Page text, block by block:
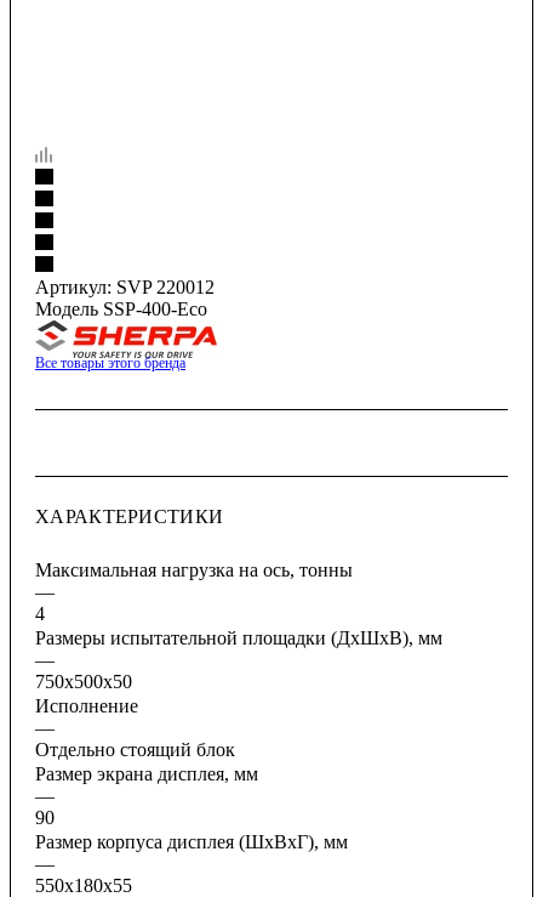
Артикул: SVP 220012
Модель SSP-400-Eco
Все товары этого бренда
ХАРАКТЕРИСТИКИ
Максимальная нагрузка на ось, тонны
—
4
Размеры испытательной площадки (ДхШхВ), мм
—
750x500x50
Исполнение
—
Отдельно стоящий блок
Размер экрана дисплея, мм
—
90
Размер корпуса дисплея (ШхВхГ), мм
—
550x180x55